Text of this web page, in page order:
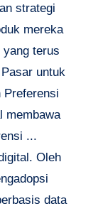
strategi
mereka
terus
untuk
Preferensi
membawa
...
Oleh
data